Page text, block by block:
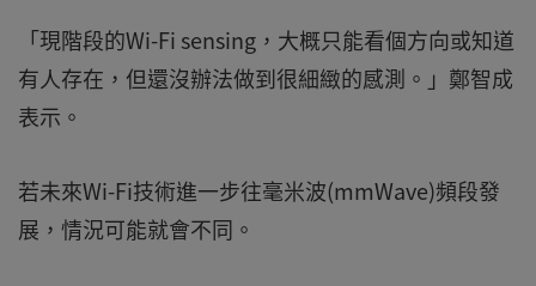
「現階段的Wi-Fi sensing，大概只能看個方向或知道
有人存在，但還沒辦法做到很細緻的感測。」鄭智成
表示。
若未來Wi-Fi技術進一步往毫米波(mmWave)頻段發
展，情況可能就會不同。